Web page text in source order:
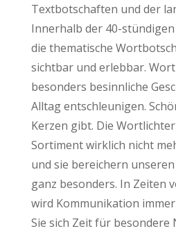
Textbotschaften und der
Innerhalb der 40-
die thematische
sichtbar und erlebbar.
besonders besinnliche
Alltag entschleunigen.
Kerzen gibt. Die
Sortiment wirklich nicht
und sie bereichern
ganz besonders. In Zeiten
wird Kommunikation
Sie sich Zeit für besondere